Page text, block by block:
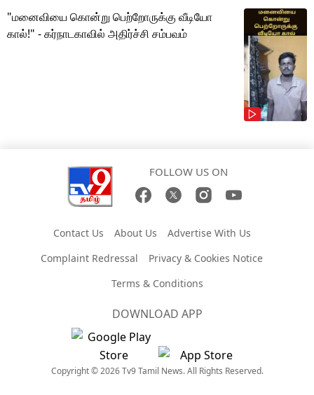
"மனைவியை கொன்று பெற்றோருக்கு வீடியோ
கால்!" - கர்நாடகாவில் அதிர்ச்சி சம்பவம்
FOLLOW US ON
Contact Us About Us
Advertise With Us
Complaint Redressal
Privacy & Cookies Notice
Terms & Conditions
DOWNLOAD APP
Copyright © 2026 Tv9 Tamil News. All Rights Reserved.